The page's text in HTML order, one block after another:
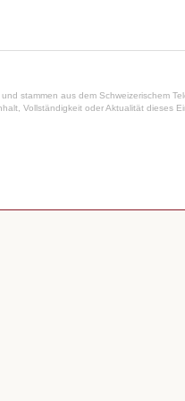
stammen aus dem Schweizerischem
Vollständigkeit oder Aktualität dieses